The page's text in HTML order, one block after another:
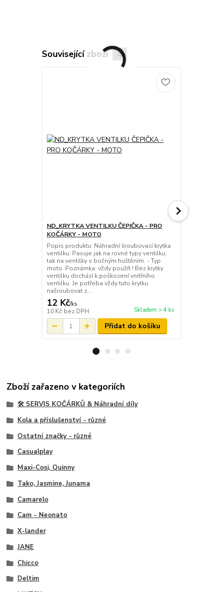
Související zboží 4
ND_KRYTKA VENTILKU ČEPIČKA - PRO
KOČÁRKY - MOTO
Popis produktu: Náhradní šroubovací krytka
ventilku. Pasuje jak na rovné typy ventilku,
tak na ventilky s bočným huštěním. - Typ
moto. Poznámka: vždy použít ! Bez krytky
ventilku dochází k poškození vnitřního
ventilku. Je potřeba vždy tuto krytku
našroubovat z...
12 Kč/ks
10 Kč bez DPH Skladem > 4 ks
Přidat do košíku
Zboží zařazeno v kategoriích
🛠️ SERVIS KOČÁRKŮ & Náhradní díly
Kola a příslušenství - různé
Ostatní značky - různé
Casualplay
Maxi-Cosi, Quinny
Tako, Jasmine, Junama
Camarelo
Cam - Neonato
X-lander
JANE
Chicco
Deltim